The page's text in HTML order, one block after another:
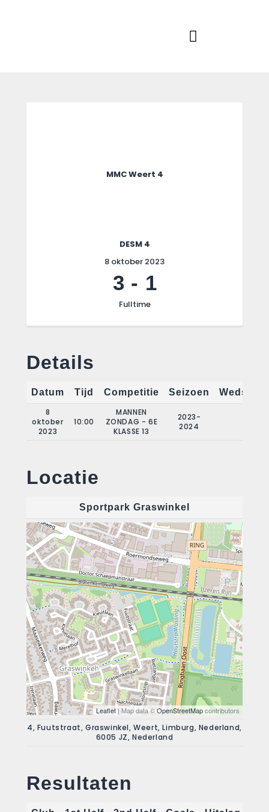
MMC Weert 4
DESM 4
8 oktober 2023
3- 1
Fulltime
Details
Datum Tijd Competitie Seizoen
8
oktober
2023
10:00
MANNEN
ZONDAG - 6E
KLASSE 13
2023-
2024
Locatie
Sportpark Graswinkel
Leaflet | Map data ©OpenStreetMapcontributors
4, Fuutstraat, Graswinkel, Weert, Limburg, Nederland,
6005 JZ, Nederland
Resultaten